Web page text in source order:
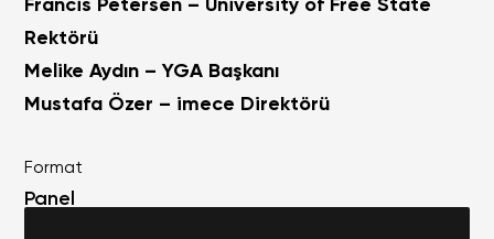
Rektörü
Melike Aydın – YGA Başkanı
Mustafa Özer – imece Direktörü
Format
Panel